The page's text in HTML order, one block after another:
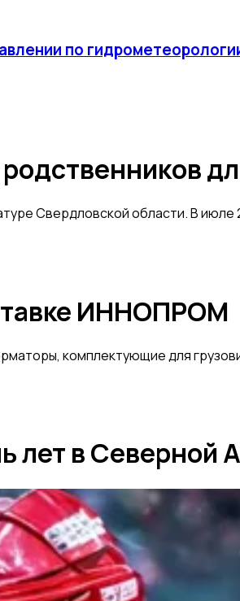
по
Свердловской области. В июле
ИННОПРОМ
комплектующие для
лет в Северной